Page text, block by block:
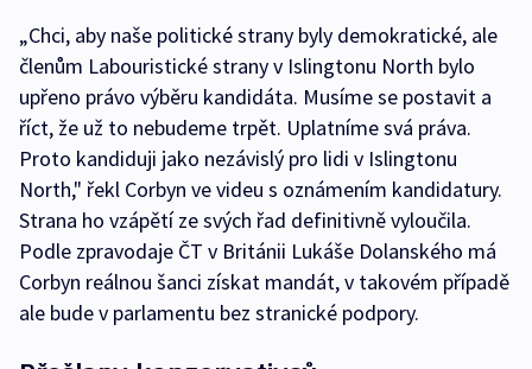
„Chci, aby naše politické strany byly demokratické, ale
členům Labouristické strany v Islingtonu North bylo
upřeno právo výběru kandidáta. Musíme se postavit a
říct, že už to nebudeme trpět. Uplatníme svá práva.
Proto kandiduji jako nezávislý pro lidi v Islingtonu
North," řekl Corbyn ve videu s oznámením kandidatury.
Strana ho vzápětí ze svých řad definitivně vyloučila.
Podle zpravodaje ČT v Británii Lukáše Dolanského má
Corbyn reálnou šanci získat mandát, v takovém případě
ale bude v parlamentu bez stranické podpory.